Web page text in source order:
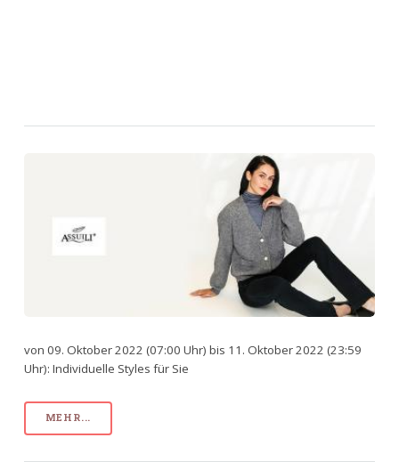
von 09. Oktober 2022 (07:00 Uhr) bis 11. Oktober 2022 (23:59
Uhr): Individuelle Styles für Sie
MEHR...